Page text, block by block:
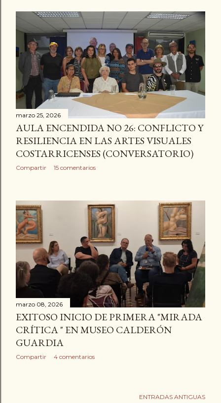
marzo 25, 2026
AULA ENCENDIDA NO 26: CONFLICTO Y
RESILIENCIA EN LAS ARTES VISUALES
COSTARRICENSES (CONVERSATORIO)
Compartir 15 comentarios
marzo 08, 2026
EXITOSO INICIO DE PRIMERA "MIRADA
CRÍTICA " EN MUSEO CALDERÓN
GUARDIA
Compartir 4 comentarios
ENTRADAS ANTIGUAS